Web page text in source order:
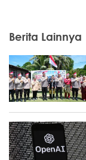
Berita Lainnya